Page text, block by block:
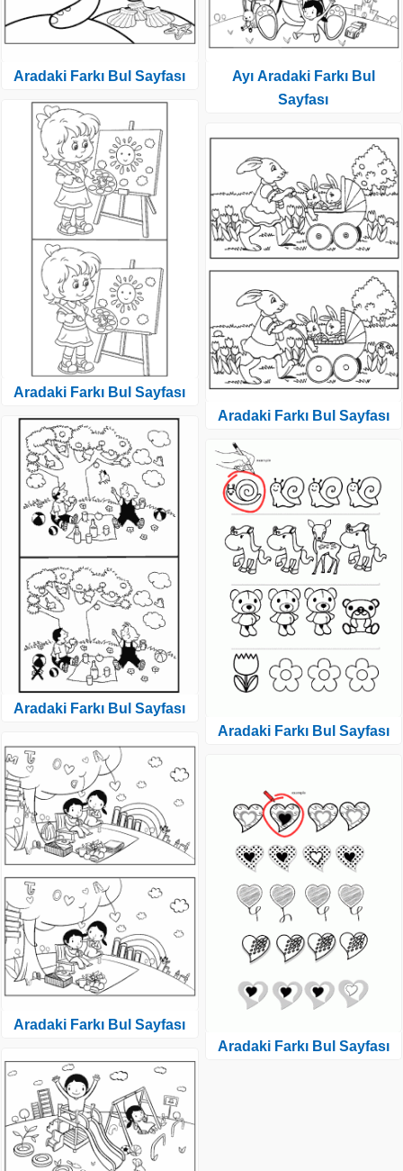
Aradaki Farkı Bul Sayfası
Aradaki Farkı Bul Sayfası
Aradaki Farkı Bul Sayfası
Aradaki Farkı Bul Sayfası
Ayı Aradaki Farkı Bul
Sayfası
Aradaki Farkı Bul Sayfası
Aradaki Farkı Bul Sayfası
Aradaki Farkı Bul Sayfası